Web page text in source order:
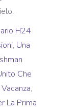
H24
, Una
Che
,
La Prima